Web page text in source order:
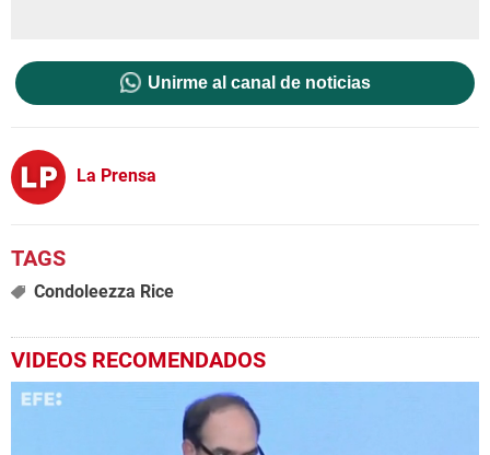
Unirme al canal de noticias
La Prensa
Condoleezza Rice
VIDEOS RECOMENDADOS